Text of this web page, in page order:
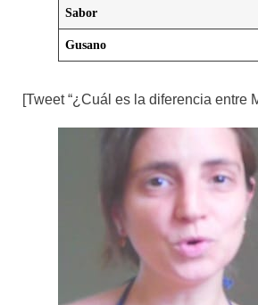
Sabor
Gusano
[Tweet “¿Cuál es la diferencia entre